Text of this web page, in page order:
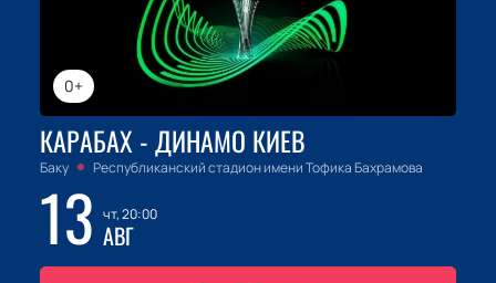
0+
КАРАБАХ - ДИНАМО КИЕВ
Баку Республиканский стадион имени Тофика Бахрамова
13 чт, 20:00
АВГ